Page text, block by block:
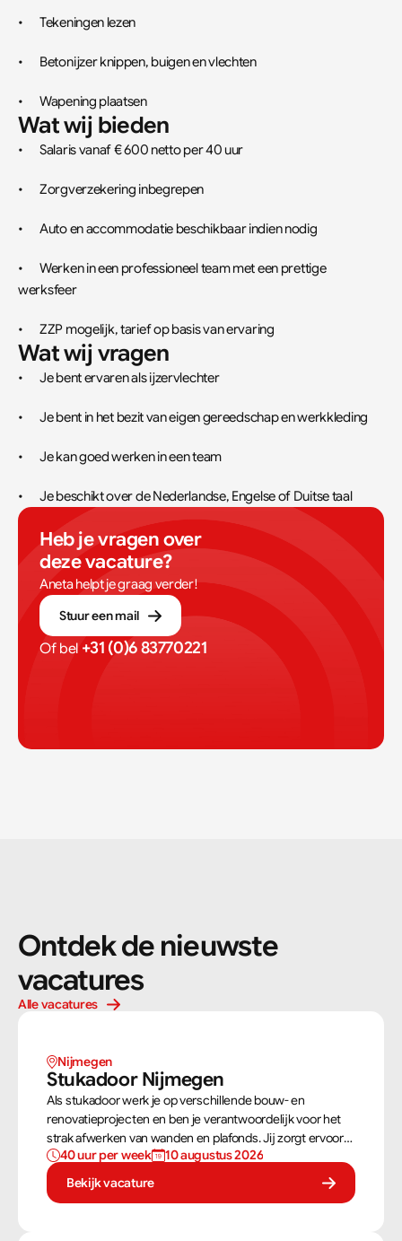
•	Tekeningen lezen
•	Betonijzer knippen, buigen en vlechten
•	Wapening plaatsen
Wat wij bieden
•	Salaris vanaf € 600 netto per 40 uur
•	Zorgverzekering inbegrepen
•	Auto en accommodatie beschikbaar indien nodig
•	Werken in een professioneel team met een prettige
werksfeer
•	ZZP mogelijk, tarief op basis van ervaring
Wat wij vragen
•	Je bent ervaren als ijzervlechter
•	Je bent in het bezit van eigen gereedschap en werkkleding
•	Je kan goed werken in een team
•	Je beschikt over de Nederlandse, Engelse of Duitse taal
Heb je vragen over
deze vacature?
Aneta helpt je graag verder!
Stuur een mail
Of bel +31 (0)6 83770221
Ontdek de nieuwste
vacatures
Alle vacatures
Nijmegen
Stukadoor Nijmegen
Als stukadoor werk je op verschillende bouw- en
renovatieprojecten en ben je verantwoordelijk voor het
strak afwerken van wanden en plafonds. Jij zorgt ervoor
dat oppervlakken perfect worden voorbereid en
afgewerkt met stucwerk.
40 uur per week
10 augustus 2026
Bekijk vacature